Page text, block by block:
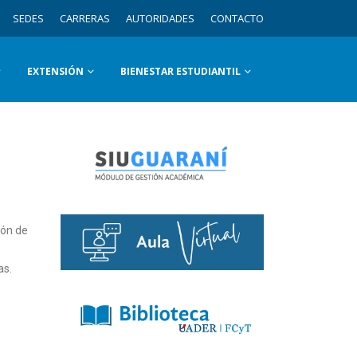
SEDES CARRERAS AUTORIDADES CONTACTO
EXTENSIÓN BIENESTAR ESTUDIANTIL
de